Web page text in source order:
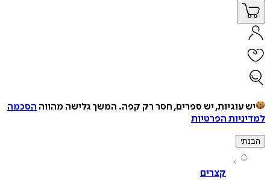
עוגיות, יש ספרים, חסר רק קפה. המשך גלישה מהווההסכמה
הפרטיות
קצרים